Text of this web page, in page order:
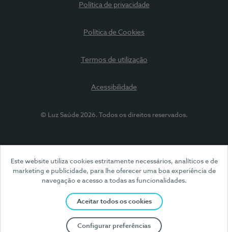
Este website utiliza cookies estritamente necessários, analíticos e de
marketing e publicidade, para lhe oferecer uma boa experiência de
navegação e acesso a todas as funcionalidades.
Aceitar todos os cookies
Configurar preferências
Política de privacidade
Política de Cookies
Termos de utilização
Acessibilidade
© Luz Saúde 2026. Todos os direitos reservados.